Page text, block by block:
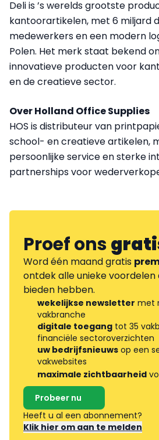
Deli is ’s werelds grootste
kantoorartikelen, met 6 miljard
medewerkers en een modern
Polen. Het merk staat bekend
innovatieve producten voor
en de creatieve sector.
Over Holland Office Supplies
HOS is distributeur van
school- en creatieve artikelen,
persoonlijke service en sterke
partnerships voor
Proef ons
Word één maand gratis
ontdek alle unieke voordelen
bieden hebben.
wekelijkse newsletter met
vakbranche
digitale toegang tot 35
financiële sectoroverzichten
uw bedrijfsnieuws op een
vakwebsites
maximale zichtbaarheid
Probeer nu
Heeft u al een abonnement?
Klik hier om aan te melden